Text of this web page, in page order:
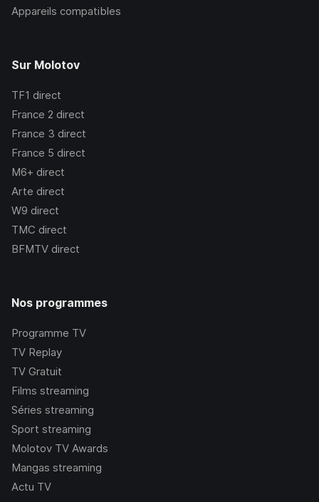
Appareils compatibles
Sur Molotov
TF1 direct
France 2 direct
France 3 direct
France 5 direct
M6+ direct
Arte direct
W9 direct
TMC direct
BFMTV direct
Nos programmes
Programme TV
TV Replay
TV Gratuit
Films streaming
Séries streaming
Sport streaming
Molotov TV Awards
Mangas streaming
Actu TV